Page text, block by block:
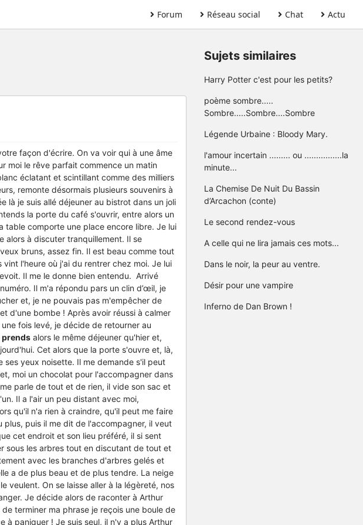
Forum Réseau social Chat Actu
façon d'écrire. On va voir qui à une âme
moi le rêve parfait commence un matin
éclatant et scintillant comme des milliers
remonte désormais plusieurs souvenirs à
là je suis allé déjeuner au bistrot dans un joli
la porte du café s'ouvrir, entre alors un
table comporte une place encore libre. Je lui
alors à discuter tranquillement. Il se
bruns, assez fin. Il est beau comme tout
l'heure où j'ai du rentrer chez moi. Je lui
Il me le donne bien entendu. Arrivé
Il m'a répondu pars un clin d’œil, je
et, je ne pouvais pas m'empêcher de
d'une bombe ! Après avoir réussi à calmer
fois levé, je décide de retourner au
prends alors le même déjeuner qu'hier et,
Cet alors que la porte s'ouvre et, là,
ses yeux noisette. Il me demande s'il peut
moi un chocolat pour l'accompagner dans
parle de tout et de rien, il vide son sac et
Il a l'air un peu distant avec moi,
qu'il n'a rien à craindre, qu'il peut me faire
plus, puis il me dit de l'accompagner, il veut
cet endroit et son lieu préféré, il si sent
sous les arbres tout en discutant de tout et
avec les branches d'arbres gelés et
a de plus beau et de plus tendre. La neige
veulent. On se laisse aller à la légèreté, nos
Je décide alors de raconter à Arthur
terminer ma phrase je reçois une boule de
à paniquer ! Je suis seul, il n'y a plus Arthur
Sujets similaires
Harry Potter c'est pour les petits?
poème sombre.....
Sombre.....Sombre....Sombre
Légende Urbaine : Bloody Mary.
l'amour incertain ......... ou ................la
minute...
La Chemise De Nuit Du Bassin
d’Arcachon (conte)
Le second rendez-vous
A celle qui ne lira jamais ces mots...
Dans le noir, la peur au ventre.
Désir pour une vampire
Inferno de Dan Brown !